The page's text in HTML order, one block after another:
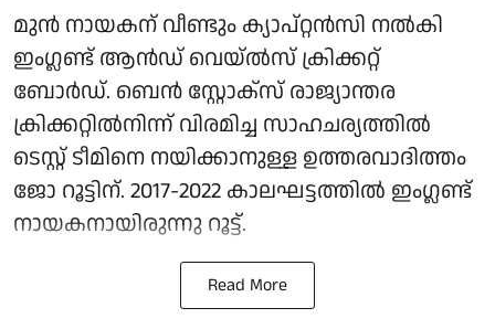
മുൻ നായകന് വീണ്ടും ക്യാപ്റ്റൻസി നൽകി
ഇംഗ്ലണ്ട് ആൻഡ് വെയ്ൽസ് ക്രിക്കറ്റ്
ബോർഡ്. ബെൻ സ്റ്റോക്‌സ് രാജ്യാന്തര
ക്രിക്കറ്റിൽനിന്ന് വിരമിച്ച സാഹചര്യത്തിൽ
ടെസ്റ്റ് ടീമിനെ നയിക്കാനുള്ള ഉത്തരവാദിത്തം
ജോ റൂട്ടിന്. 2017-2022 കാലഘട്ടത്തിൽ ഇംഗ്ലണ്ട്
നായകനായിരുന്നു റൂട്ട്.
Read More